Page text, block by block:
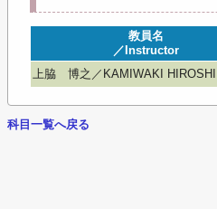
教員名
／Instructor
上脇 博之／KAMIWAKI HIROSHI
科目一覧へ戻る